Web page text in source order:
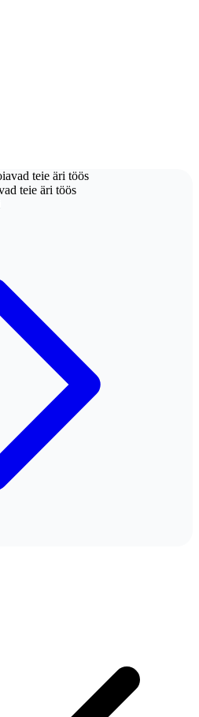
teie äri töös